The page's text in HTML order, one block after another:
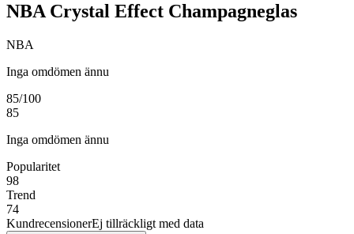
NBA Crystal Effect Champagneglas
NBA
Inga omdömen ännu
85/100
85
Inga omdömen ännu
Popularitet
98
Trend
74
KundrecensionerEj tillräckligt med data